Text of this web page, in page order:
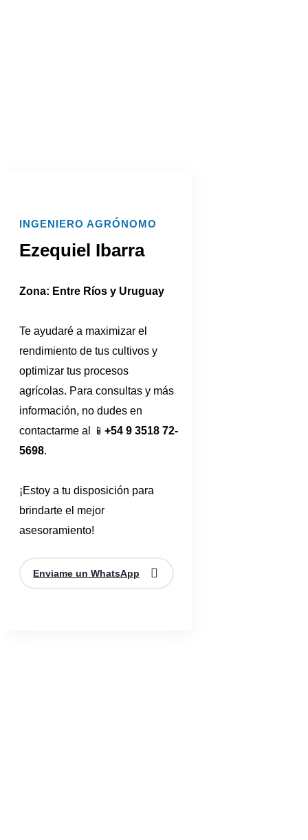
INGENIERO AGRÓNOMO
Ezequiel Ibarra
Zona: Entre Ríos y Uruguay
Te ayudaré a maximizar el
rendimiento de tus cultivos y
optimizar tus procesos
agrícolas. Para consultas y más
información, no dudes en
contactarme al 📱 +54 9 3518 72-
5698.
¡Estoy a tu disposición para
brindarte el mejor
asesoramiento!
Enviame un WhatsApp